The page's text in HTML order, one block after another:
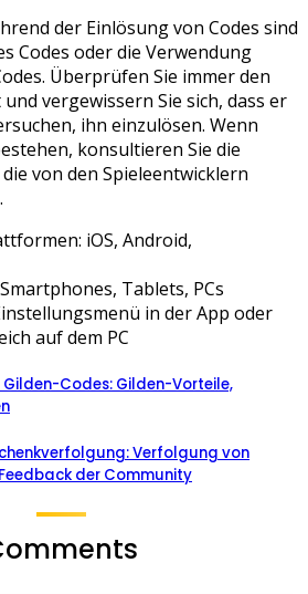
der Einlösung von Codes sind
Codes oder die Verwendung
Überprüfen Sie immer den
vergewissern Sie sich, dass er
ihn einzulösen. Wenn
konsultieren Sie die
von den Spieleentwicklern
iOS, Android,
Tablets, PCs
in der App oder
auf dem PC
Gilden-Codes: Gilden-Vorteile,
Verfolgung von
der Community